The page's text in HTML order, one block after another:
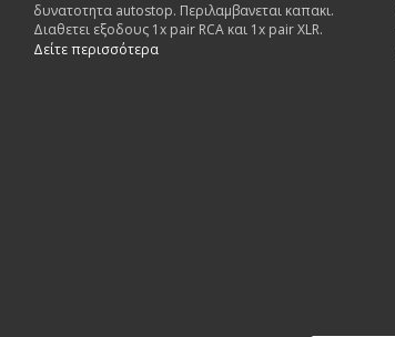
δυνατοτητα autostop. Περιλαμβανεται καπακι.
Διαθετει εξοδους 1x pair RCA και 1x pair XLR.
Δείτε περισσότερα